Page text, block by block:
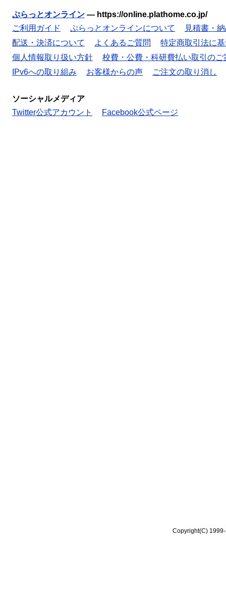
ぷらっとオンライン — https://online.plathome.co.jp/
ご利用ガイド
ぷらっとオンラインについて
見積書・
配送・決済について
よくあるご質問
特定商取引法に
個人情報取り扱い方針
校費・公費・科研費払い取引のご
IPv6への取り組み
お客様からの声 ご注文の取り消し
ソーシャルメディア
Twitter公式アカウント
Facebook公式ページ
Copyright(C)